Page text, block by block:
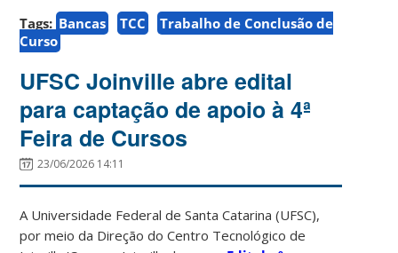
Tags: Bancas TCC
Trabalho de Conclusão de
Curso
UFSC Joinville abre edital
para captação de apoio à 4ª
Feira de Cursos
23/06/2026 14:11
A Universidade Federal de Santa Catarina (UFSC),
por meio da Direção do Centro Tecnológico de